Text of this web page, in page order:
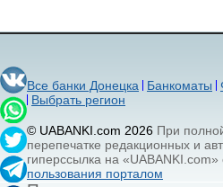
Все банки Донецка
Банкоматы
Выбрать регион
© UABANKI.com 2026 При
перепечатке редакционных и
гиперссылка на «UABANKI.com»
пользования порталом